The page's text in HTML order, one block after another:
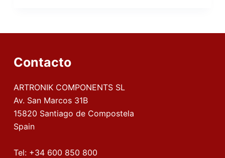
Contacto
ARTRONIK COMPONENTS SL
Av. San Marcos 31B
15820 Santiago de Compostela
Spain
Tel: +34 600 850 800